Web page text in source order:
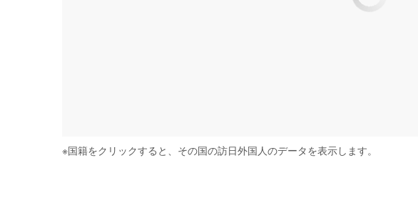
※国籍をクリックすると、その国の訪日外国人のデータを表示します。